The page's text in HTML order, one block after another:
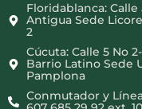
Floridablanca: Calle
Antigua Sede
2
Cúcuta: Calle 5 No
Barrio Latino Sede
Pamplona
Conmutador y